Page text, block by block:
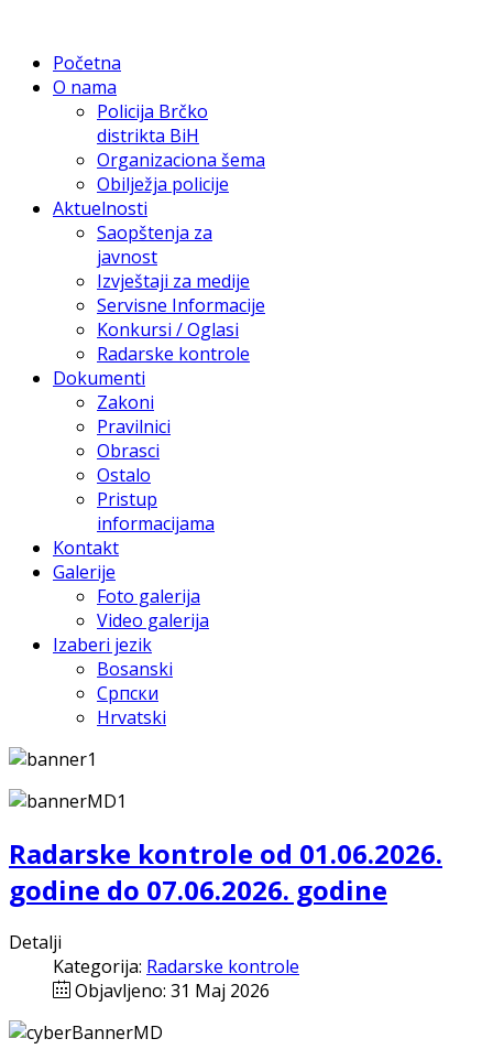
Početna
O nama
Policija Brčko
distrikta BiH
Organizaciona šema
Obilježja policije
Aktuelnosti
Saopštenja za
javnost
Izvještaji za medije
Servisne Informacije
Konkursi / Oglasi
Radarske kontrole
Dokumenti
Zakoni
Pravilnici
Obrasci
Ostalo
Pristup
informacijama
Kontakt
Galerije
Foto galerija
Video galerija
Izaberi jezik
Bosanski
Српски
Hrvatski
Radarske kontrole od 01.06.2026.
godine do 07.06.2026. godine
Detalji
Kategorija: Radarske kontrole
Objavljeno: 31 Maj 2026